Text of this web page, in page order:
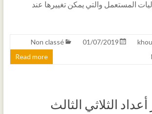
المستعمل والتي يمكن تغييرها عند
01/07/2019
Non classé
Read more
الثلاثي الثالث